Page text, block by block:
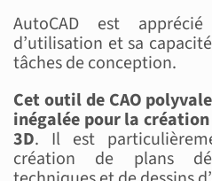
AutoCAD est
d’utilisation et sa
tâches de conception.
Cet outil de CAO
inégalée pour la création
3D. Il est
création de plans